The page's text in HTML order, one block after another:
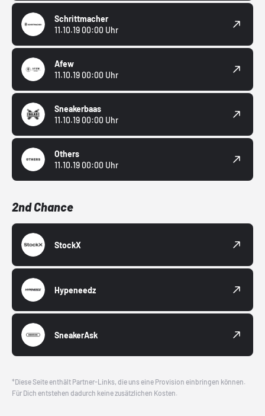
Schrittmacher
11.10.19 00:00 Uhr
Afew
11.10.19 00:00 Uhr
Sneakerbaas
11.10.19 00:00 Uhr
Others
11.10.19 00:00 Uhr
2nd Chance
StockX
Hypeneedz
SneakerAsk
*Diese Seite enthält Partner-Links, die uns eine Provision einbringen können.
Für Dich entstehen dadurch keine zusätzlichen Kosten.